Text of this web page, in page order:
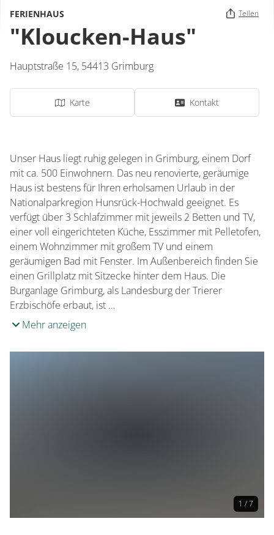
FERIENHAUS Teilen
"Kloucken-Haus"
Hauptstraße 15, 54413 Grimburg
Karte Kontakt
Unser Haus liegt ruhig gelegen in Grimburg, einem Dorf
mit ca. 500 Einwohnern. Das neu renovierte, geräumige
Haus ist bestens für Ihren erholsamen Urlaub in der
Nationalparkregion Hunsrück-Hochwald geeignet. Es
verfügt über 3 Schlafzimmer mit jeweils 2 Betten und TV,
einer voll eingerichteten Küche, Esszimmer mit Pelletofen,
einem Wohnzimmer mit großem TV und einem
geräumigen Bad mit Fenster. Im Außenbereich finden Sie
einen Grillplatz mit Sitzecke hinter dem Haus. Die
Burganlage Grimburg, als Landesburg der Trierer
Erzbischöfe erbaut, ist …
Mehr anzeigen
1 / 7